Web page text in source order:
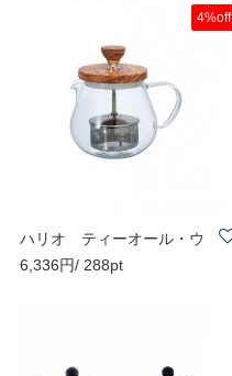
4%off
ハリオ ティーオール・ウ
ッド TEO-70-OV
6,336円/ 288pt